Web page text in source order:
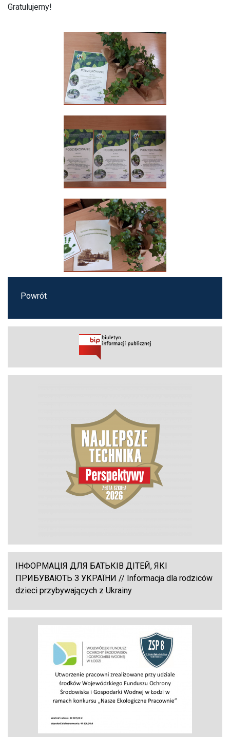
Gratulujemy!
Powrót
ІНФОРМАЦІЯ ДЛЯ БАТЬКІВ ДІТЕЙ, ЯКІ
ПРИБУВАЮТЬ З УКРАЇНИ // Informacja dla rodziców
dzieci przybywających z Ukrainy